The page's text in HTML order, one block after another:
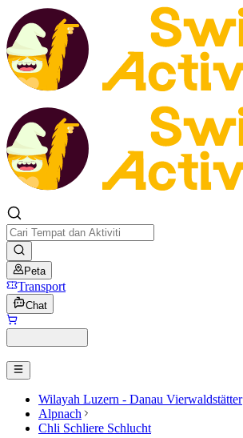
Peta
Transport
Chat
Wilayah Luzern - Danau Vierwaldstätter
Alpnach
Chli Schliere Schlucht